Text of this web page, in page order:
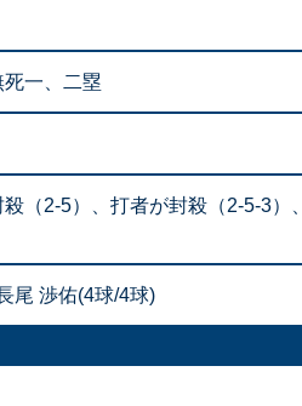
一、二塁
（2-5）、打者が封殺（2-5-3
渉佑(4球/4球)